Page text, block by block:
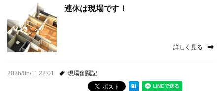
連休は現場です！
詳しく見る
2026/05/11 22:01 現場奮闘記